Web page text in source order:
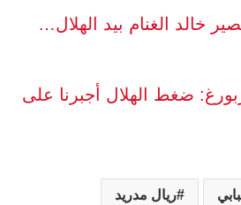
خالد الغنام بيد الهلال…
ضغط الهلال أجبرنا على
ريال مدريد